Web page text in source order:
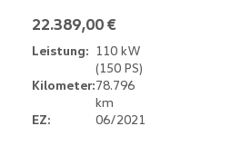
22.389,00 €
Leistung: 110 kW
(150 PS)
Kilometer:78.796
km
EZ:
06/2021